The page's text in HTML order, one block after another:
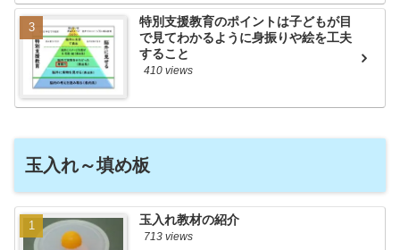
特別支援教育のポイントは子どもが目
で見てわかるように身振りや絵を工夫
すること
410 views
玉入れ～填め板
玉入れ教材の紹介
713 views